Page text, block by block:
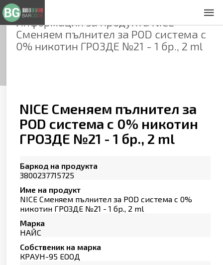
Информация за продуктаNICE
Сменяем пълнител за POD система с
0% никотин ГРОЗДЕ №21 - 1 бр., 2 ml
NICE Сменяем пълнител за
POD система с 0% никотин
ГРОЗДЕ №21 - 1 бр., 2 ml
Баркод на продукта
3800237715725
Име на продукт
NICE Сменяем пълнител за POD система с 0%
никотин ГРОЗДЕ №21 - 1 бр., 2 ml
Марка
НАЙС
Собственик на марка
КРАУН-95 ЕООД
Общи условия
Декларация за проверителност